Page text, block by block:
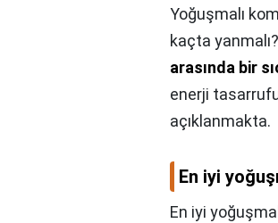
Yoğuşmalı
kaçta
arasında bir
enerji
açıklanmakta.
En iyi
En iyi